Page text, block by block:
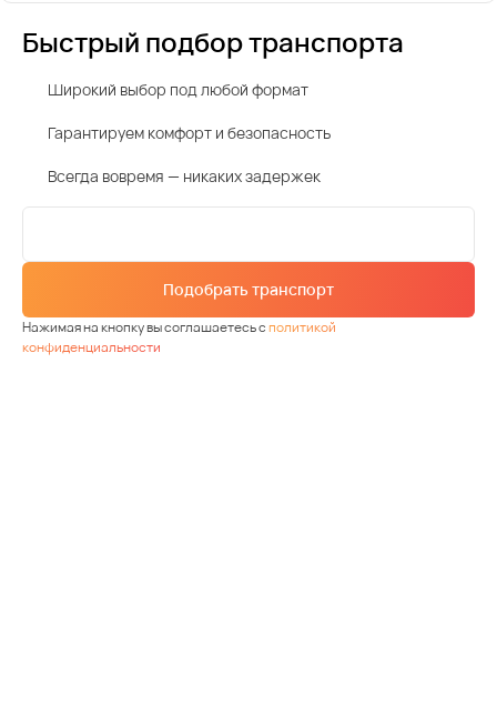
Быстрый подбор транспорта
Широкий выбор под любой формат
Гарантируем комфорт и безопасность
Всегда вовремя — никаких задержек
Подобрать транспорт
Нажимая на кнопку вы соглашаетесь сполитикой
конфиденциальности